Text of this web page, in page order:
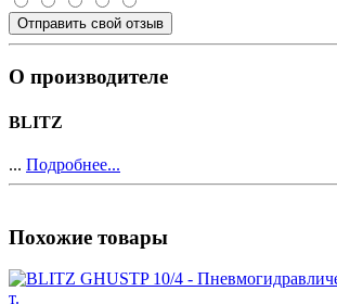
Отправить свой отзыв
О производителе
BLITZ
... Подробнее...
Похожие товары